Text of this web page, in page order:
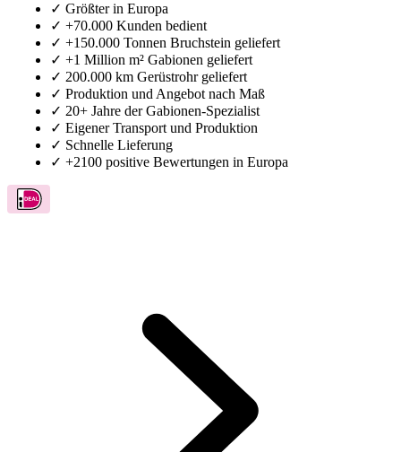
✓ Größter in Europa
✓ +70.000 Kunden bedient
✓ +150.000 Tonnen Bruchstein geliefert
✓ +1 Million m² Gabionen geliefert
✓ 200.000 km Gerüstrohr geliefert
✓ Produktion und Angebot nach Maß
✓ 20+ Jahre der Gabionen-Spezialist
✓ Eigener Transport und Produktion
✓ Schnelle Lieferung
✓ +2100 positive Bewertungen in Europa